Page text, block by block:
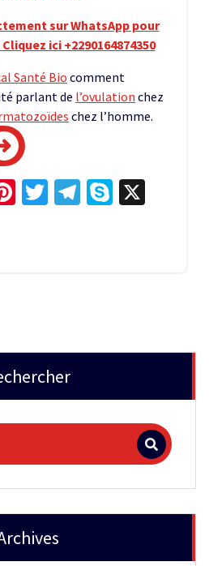
sur WhatsApp pour
ici +2290164874350
Santé Bio comment
parlant de l’ovulation chez
chez l’homme.
Pinterest
Twitter
Telegram
Skype